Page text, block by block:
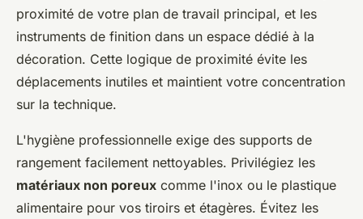
proximité de votre plan de travail principal, et les
instruments de finition dans un espace dédié à la
décoration. Cette logique de proximité évite les
déplacements inutiles et maintient votre concentration
sur la technique.
L'hygiène professionnelle exige des supports de
rangement facilement nettoyables. Privilégiez les
matériaux non poreux comme l'inox ou le plastique
alimentaire pour vos tiroirs et étagères. Évitez les